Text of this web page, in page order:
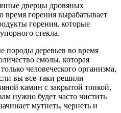
дверцы дровяных
время горения вырабатывает
горения, которые
стекла.
породы деревьев во время
смолы, которая
человеческого организма,
вы все-таки решили
камин с закрытой топкой,
нужно будет часто чистить
мутнеть, чернеть и